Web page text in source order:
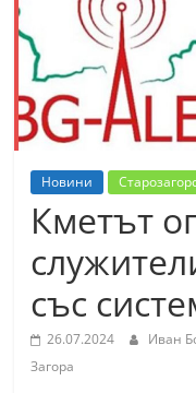
т
К
а
з
а
н
ъ
к
и
Новини
Кметът
със
26.07.2024 Иван
Загора